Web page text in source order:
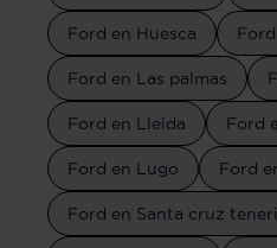
Ford en Huesca
Ford en Las palmas
Ford en Lleida Ford
Ford en Lugo Ford
Ford en Santa cruz